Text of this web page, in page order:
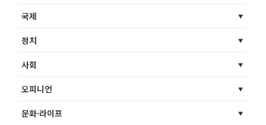
국제
정치
사회
오피니언
문화·라이프